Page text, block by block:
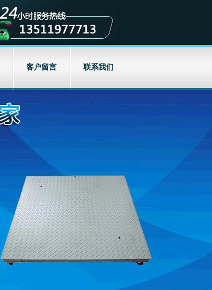
客户留言 联系我们